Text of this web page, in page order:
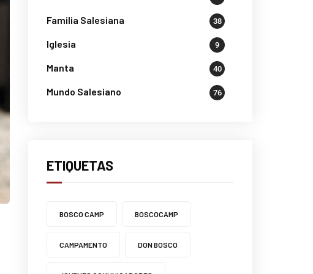
Familia Salesiana 38
Iglesia 9
Manta 40
Mundo Salesiano 76
ETIQUETAS
BOSCO CAMP BOSCOCAMP
CAMPAMENTO DON BOSCO